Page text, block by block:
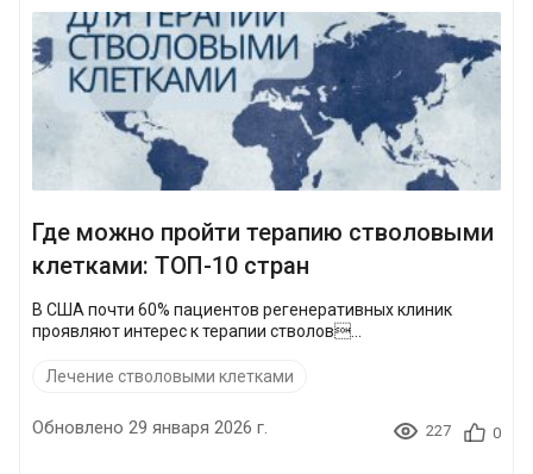
Где можно пройти терапию стволовыми
клетками: ТОП-10 стран
В США почти 60% пациентов регенеративных клиник
проявляют интерес к терапии стволов...
Лечение стволовыми клетками
Обновлено 29 января 2026 г. 227 0